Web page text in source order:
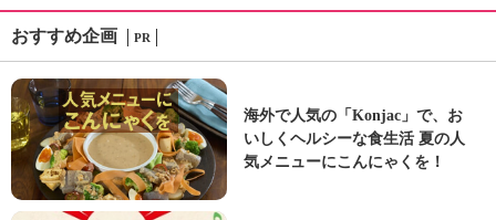
おすすめ企画 PR
海外で人気の「Konjac」で、お
いしくヘルシーな食生活 夏の人
気メニューにこんにゃくを！